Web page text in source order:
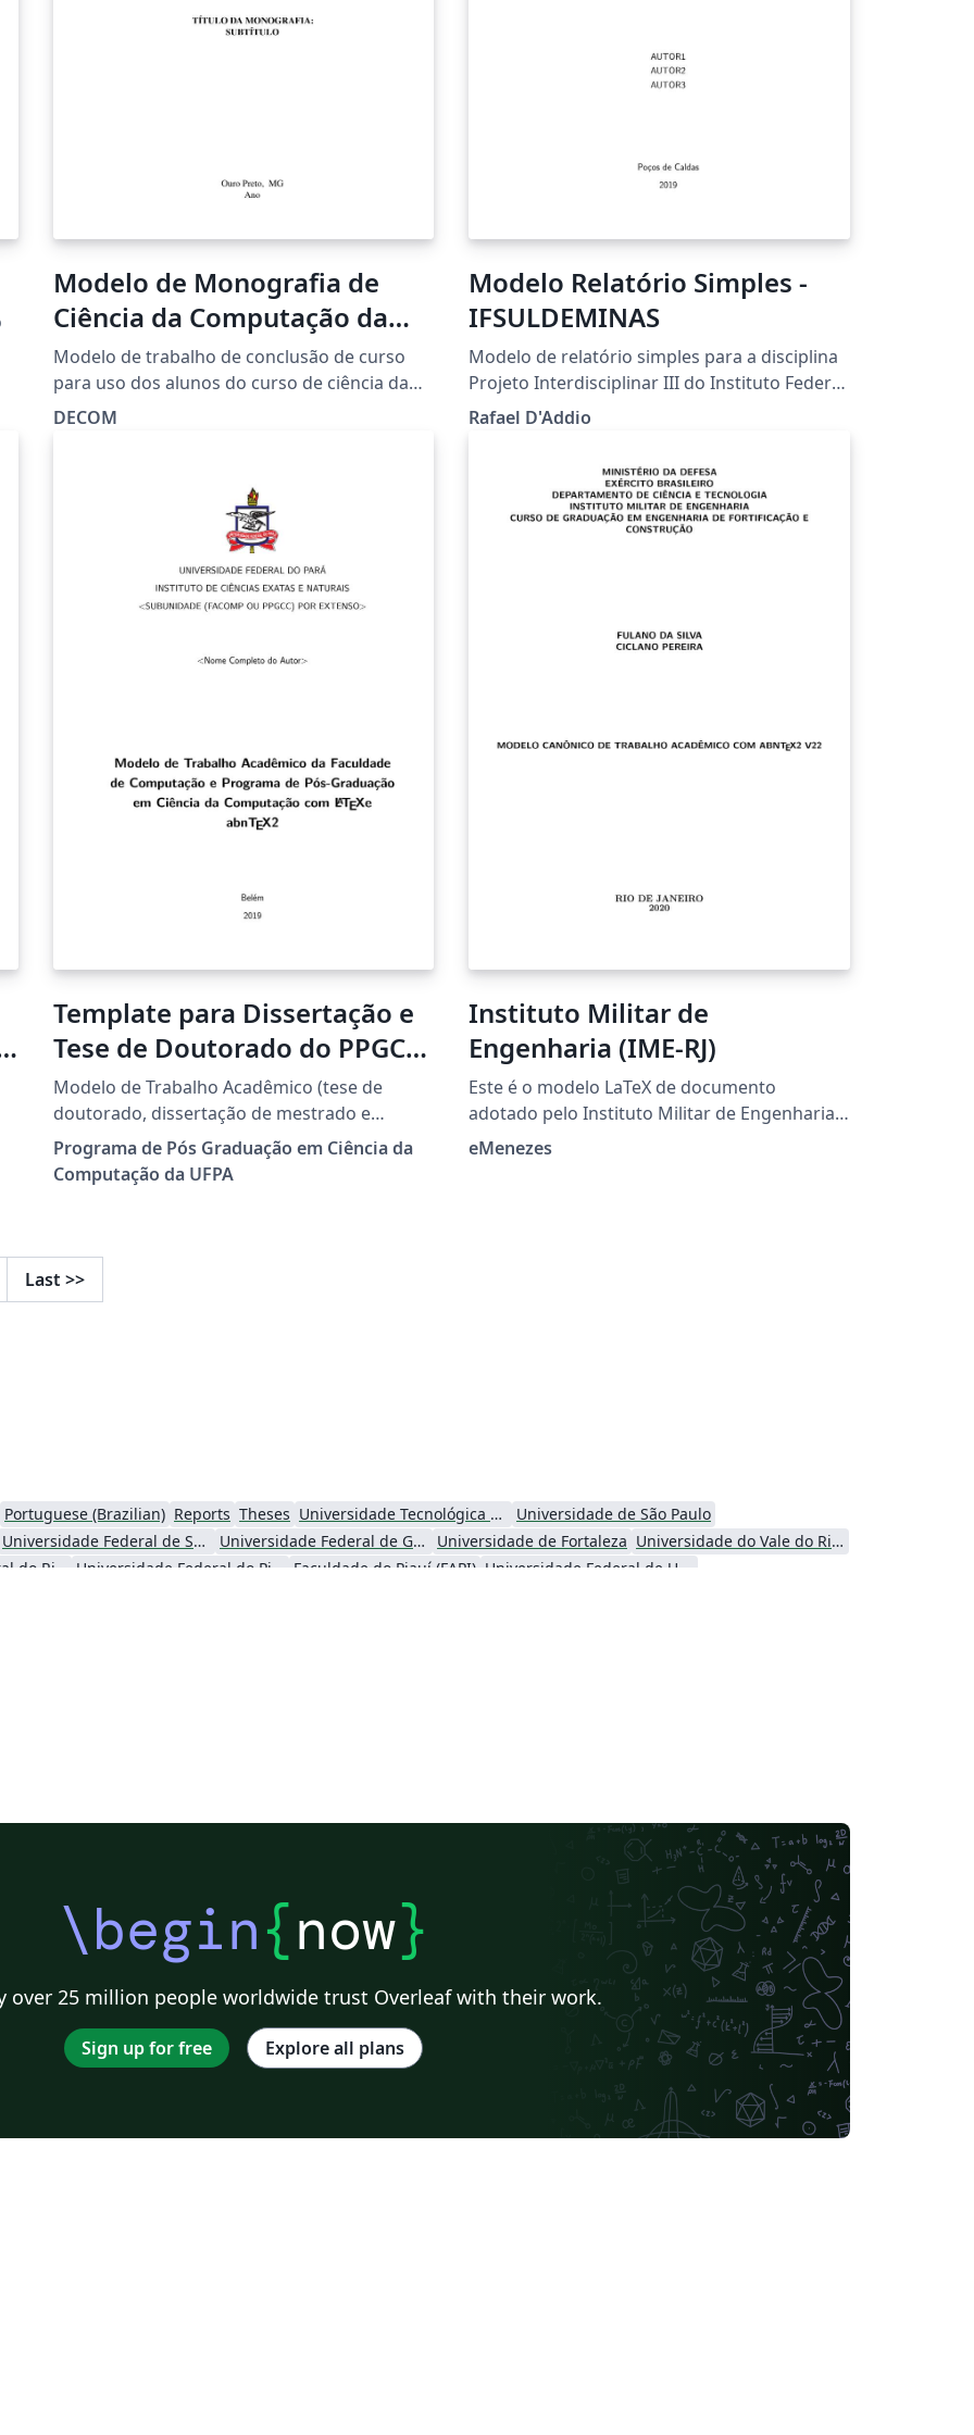
Modelo de Monografia de
Ciência da Computação da
Universidade Federal de Ouro
Preto
Modelo de trabalho de conclusão de curso
para uso dos alunos do curso de ciência da
computação da Universidade Federal de Ouro
com normas ABNT NBR 10719:2015.
DECOM
Modelo Relatório Simples -
IFSULDEMINAS
Modelo de relatório simples para a disciplina
Projeto Interdisciplinar III do Instituto Federal
do Sul de Minas - campus Poços de Caldas. O
Rafael D'Addio
Template para Dissertação e
Tese de Doutorado do PPGCC
UFPA (Universidade Federal
do Pará)
Modelo de Trabalho Acadêmico (tese de
doutorado, dissertação de mestrado e
trabalhos monográficos em geral) em
conformidade com ABNT NBR 14724:2011:
Informacao e documentacao - Trabalhos
Pós-Graduação em Ciência da Computação
com LaTeX e abnTeX. Downloaded from
Programa de Pós Graduação em Ciência da
Computação da UFPA
Instituto Militar de
Engenharia (IME-RJ)
Este é o modelo LaTeX de documento
adotado pelo Instituto Militar de Engenharia
em seus trabalhos de tese e dissertação de
eMenezes
Last >>
Portuguese (Brazilian) Reports Theses Universidade Tecnológica Federal do Paraná (UTFPR)
Universidade de São Paulo
Universidade Federal de Santa Catarina Universidade Federal de Goiás Universidade de Fortaleza
Universidade do Vale do Rio dos Sinos
Universidade Federal do Rio de Janeiro Universidade Federal do Piauí (UFPI) Faculdade do Piauí (FAPI)
Universidade Federal de Uberlândia (UFU)
\begin{now}
over 25 million people worldwide trust Overleaf with their work.
Sign up for free Explore all plans